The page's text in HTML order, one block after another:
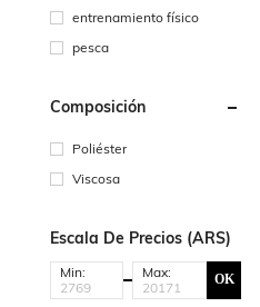
entrenamiento físico
pesca
Composición
Poliéster
Viscosa
Escala De Precios (ARS)
Min: Max: OK